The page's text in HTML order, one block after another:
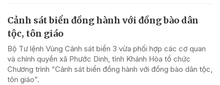
Cảnh sát biển đồng hành với đồng bào dân
tộc, tôn giáo
Bộ Tư lệnh Vùng Cảnh sát biển 3 vừa phối hợp các cơ quan
và chính quyền xã Phước Dinh, tỉnh Khánh Hòa tổ chức
Chương trình “Cảnh sát biển đồng hành với đồng bào dân tộc,
tôn giáo”.